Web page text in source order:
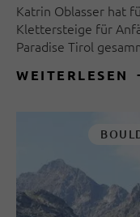
Katrin Oblasser hat
Klettersteige für
Paradise Tirol
WEITERLESEN